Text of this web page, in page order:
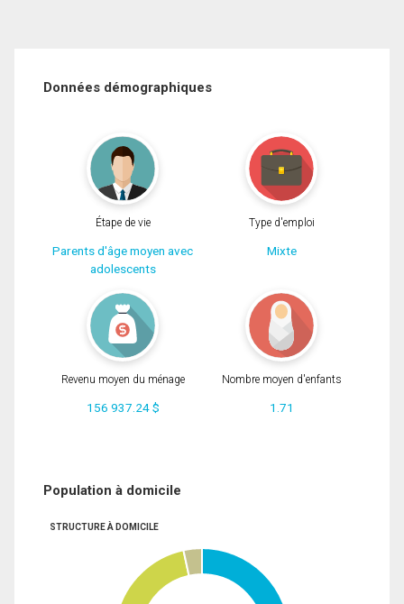
Données démographiques
Étape de vie
Parents d'âge moyen avec
adolescents
Type d'emploi
Mixte
Revenu moyen du ménage
156 937.24 $
Nombre moyen d'enfants
1.71
Population à domicile
STRUCTURE À DOMICILE